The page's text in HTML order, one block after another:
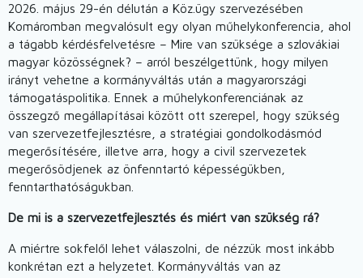
2026. május 29-én délután a Köz.ügy szervezésében
Komáromban megvalósult egy olyan műhelykonferencia, ahol
a tágabb kérdésfelvetésre – Mire van szüksége a szlovákiai
magyar közösségnek? – arról beszélgettünk, hogy milyen
irányt vehetne a kormányváltás után a magyarországi
támogatáspolitika. Ennek a műhelykonferenciának az
összegző megállapításai között ott szerepel, hogy szükség
van szervezetfejlesztésre, a stratégiai gondolkodásmód
megerősítésére, illetve arra, hogy a civil szervezetek
megerősödjenek az önfenntartó képességükben,
fenntarthatóságukban.
De mi is a szervezetfejlesztés és miért van szükség rá?
A miértre sokfelől lehet válaszolni, de nézzük most inkább
konkrétan ezt a helyzetet. Kormányváltás van az